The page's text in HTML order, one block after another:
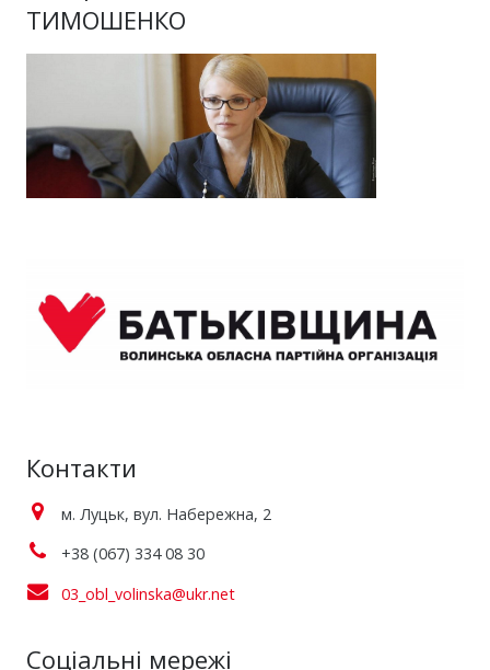
ТИМОШЕНКО
Контакти
м. Луцьк, вул. Набережна, 2
+38 (067) 334 08 30
03_obl_volinska@ukr.net
Соціальні мережі